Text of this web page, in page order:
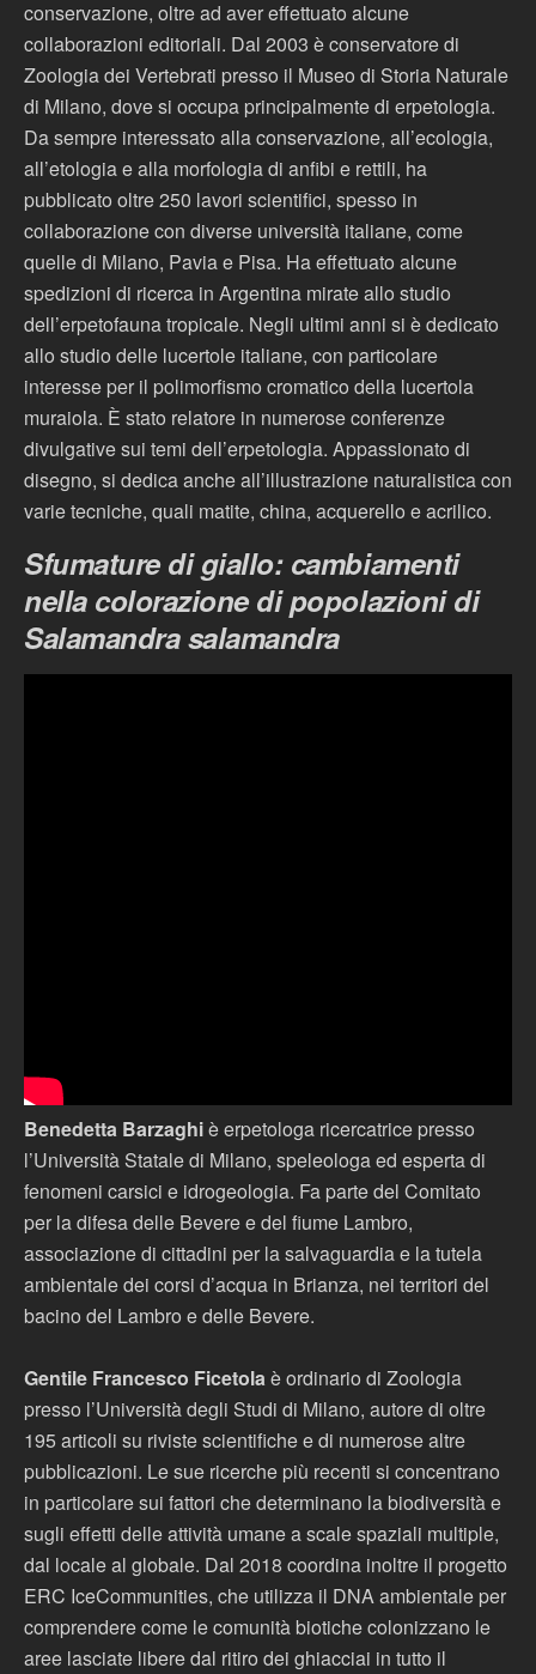
conservazione, oltre ad aver effettuato alcune
collaborazioni editoriali. Dal 2003 è conservatore di
Zoologia dei Vertebrati presso il Museo di Storia Naturale
di Milano, dove si occupa principalmente di erpetologia.
Da sempre interessato alla conservazione, all’ecologia,
all’etologia e alla morfologia di anfibi e rettili, ha
pubblicato oltre 250 lavori scientifici, spesso in
collaborazione con diverse università italiane, come
quelle di Milano, Pavia e Pisa. Ha effettuato alcune
spedizioni di ricerca in Argentina mirate allo studio
dell’erpetofauna tropicale. Negli ultimi anni si è dedicato
allo studio delle lucertole italiane, con particolare
interesse per il polimorfismo cromatico della lucertola
muraiola. È stato relatore in numerose conferenze
divulgative sui temi dell’erpetologia. Appassionato di
disegno, si dedica anche all’illustrazione naturalistica con
varie tecniche, quali matite, china, acquerello e acrilico.
Sfumature di giallo: cambiamenti
nella colorazione di popolazioni di
Salamandra salamandra
Benedetta Barzaghiè erpetologa ricercatrice presso
l’Università Statale di Milano, speleologa ed esperta di
fenomeni carsici e idrogeologia. Fa parte del Comitato
per la difesa delle Bevere e del fiume Lambro,
associazione di cittadini per la salvaguardia e la tutela
ambientale dei corsi d’acqua in Brianza, nei territori del
bacino del Lambro e delle Bevere.
Gentile Francesco Ficetolaè ordinario di Zoologia
presso l’Università degli Studi di Milano, autore di oltre
195 articoli su riviste scientifiche e di numerose altre
pubblicazioni. Le sue ricerche più recenti si concentrano
in particolare sui fattori che determinano la biodiversità e
sugli effetti delle attività umane a scale spaziali multiple,
dal locale al globale. Dal 2018 coordina inoltre il progetto
ERC IceCommunities, che utilizza il DNA ambientale per
comprendere come le comunità biotiche colonizzano le
aree lasciate libere dal ritiro dei ghiacciai in tutto il